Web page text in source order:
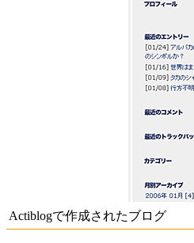
Actiblogで作成されたブログ